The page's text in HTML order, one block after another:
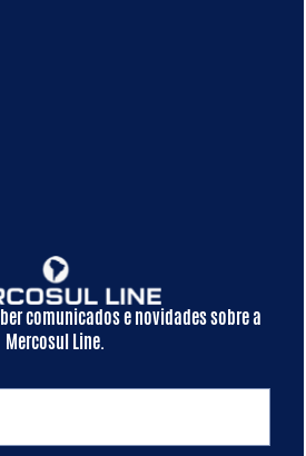
comunicados e novidades sobre a
Mercosul Line.